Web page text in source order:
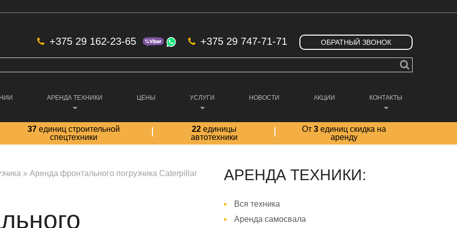
+375 29 162-23-65 +375 29 747-71-71 ОБРАТНЫЙ ЗВОНОК
АРЕНДА ТЕХНИКИ ЦЕНЫ УСЛУГИ НОВОСТИ АКЦИИ КОНТАКТЫ
37единиц строительной
спецтехники
22 единицы
автотехники
От3 единиц скидка на
аренду
» Аренда фронтального погрузчика Caterpillar
АРЕНДА ТЕХНИКИ:
Вся техника
Аренда самосвала